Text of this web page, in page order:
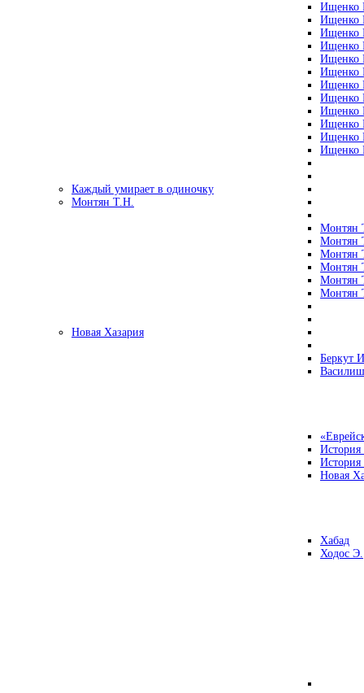
Ищенко
Ищенко
Ищенко
Ищенко
Ищенко
Ищенко
Ищенко
Ищенко
Ищенко
Ищенко
Ищенко
Ищенко
Каждый умирает в одиночку
Монтян Т.Н.
Монтян
Монтян
Монтян
Монтян
Монтян
Монтян
Новая Хазария
Беркут
Новая
Хабад
Ходос Э.